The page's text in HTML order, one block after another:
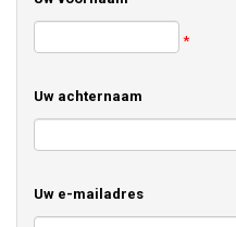
*
Uw achternaam
Uw e-mailadres